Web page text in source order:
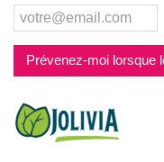
Prévenez-moi lorsque